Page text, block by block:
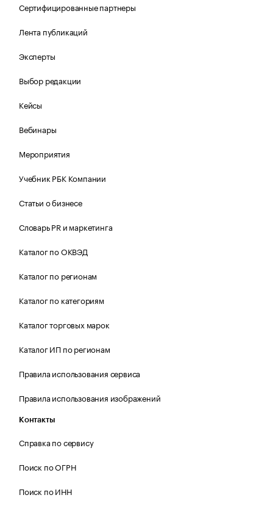
Сертифицированные партнеры
Лента публикаций
Эксперты
Выбор редакции
Кейсы
Вебинары
Мероприятия
Учебник РБК Компании
Статьи о бизнесе
Словарь PR и маркетинга
Каталог по ОКВЭД
Каталог по регионам
Каталог по категориям
Каталог торговых марок
Каталог ИП по регионам
Правила использования сервиса
Правила использования изображений
Контакты
Справка по сервису
Поиск по ОГРН
Поиск по ИНН